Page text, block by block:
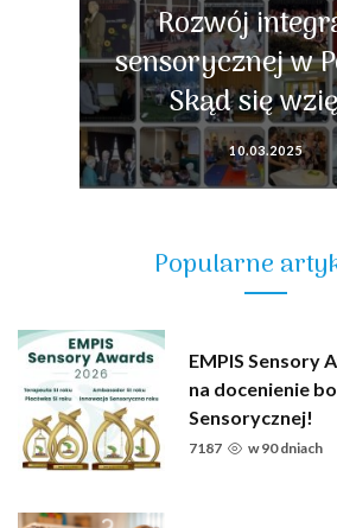
Rozwój
sensorycznej w
Skąd się
10.03.2025
Popularne
EMPIS Sensory
na docenienie
Sensorycznej!
7187 w90 dniach